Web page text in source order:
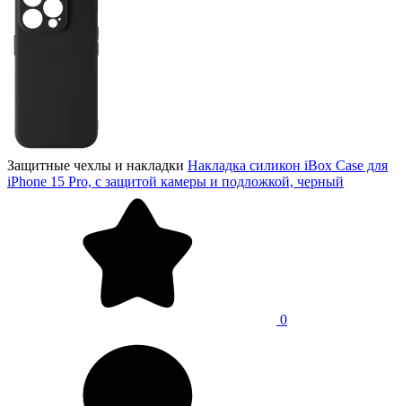
Защитные чехлы и накладки Накладка силикон iBox Case для
iPhone 15 Pro, с защитой камеры и подложкой, черный
0